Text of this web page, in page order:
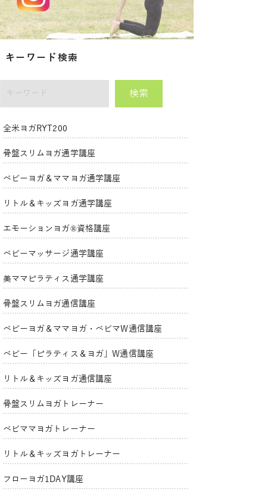
キーワード検索
検索
全米ヨガRYT200
骨盤スリムヨガ通学講座
ベビーヨガ＆ママヨガ通学講座
リトル＆キッズヨガ通学講座
エモーションヨガ®資格講座
ベビーマッサージ通学講座
美ママピラティス通学講座
骨盤スリムヨガ通信講座
ベビーヨガ＆ママヨガ・ベビマW通信講座
ベビー「ピラティス＆ヨガ」W通信講座
リトル＆キッズヨガ通信講座
骨盤スリムヨガトレーナー
ベビママヨガトレーナー
リトル＆キッズヨガトレーナー
フローヨガ1DAY講座